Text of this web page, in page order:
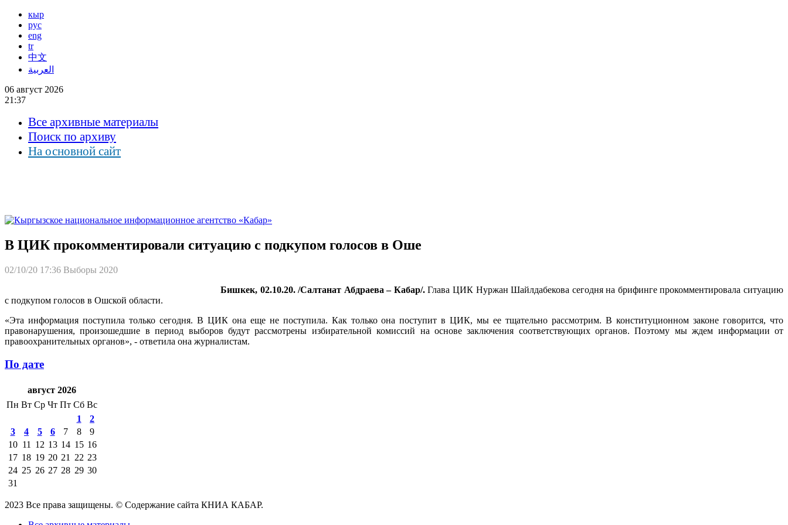
кыр
рус
eng
tr
中文
العربية
06 август 2026
21:37
Все архивные материалы
Поиск по архиву
На основной сайт
В ЦИК прокомментировали ситуацию с подкупом голосов в Оше
02/10/20 17:36 Выборы 2020
Бишкек, 02.10.20. /Салтанат Абдраева – Кабар/.Глава ЦИК Нуржан Шайлдабекова сегодня на брифинге прокомментировала ситуацию
с подкупом голосов в Ошской области.
«Эта информация поступила только сегодня. В ЦИК она еще не поступила. Как только она поступит в ЦИК, мы ее тщательно рассмотрим. В конституционном законе говорится, что
правонарушения, произошедшие в период выборов будут рассмотрены избирательной комиссий на основе заключения соответствующих органов. Поэтому мы ждем информации от
правоохранительных органов», - ответила она журналистам.
По дате
август 2026
Пн Вт Ср Чт Пт Сб Вс
1
2
3
4 5 6 7 8
9
10 11 12 13 14 15 16
17 18 19 20 21 22 23
24 25 26 27 28 29 30
31
2023 Все права защищены. © Содержание сайта КНИА КАБАР.